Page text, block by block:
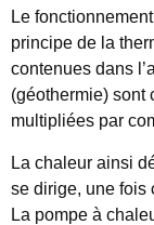
Le
principe de la
contenues dans
(géothermie) sont
multipliées par
La chaleur ainsi
se dirige, une fois
La pompe à